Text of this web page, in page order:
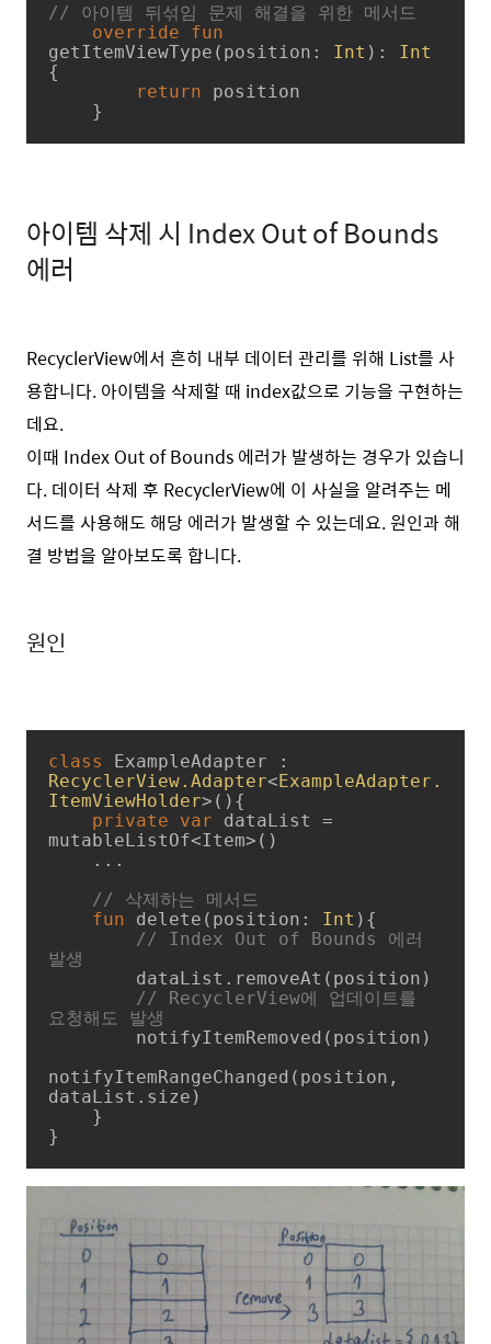
// 아이템 뒤섞임 문제 해결을 위한 메서드
override
fun
getItemViewType (position: Int ) : Int
{
return position
    }
아이템 삭제 시 Index Out of Bounds
에러
RecyclerView에서 흔히 내부 데이터 관리를 위해 List를 사
용합니다. 아이템을 삭제할 때 index값으로 기능을 구현하는
데요.
이때 Index Out of Bounds 에러가 발생하는 경우가 있습니
다. 데이터 삭제 후 RecyclerView에 이 사실을 알려주는 메
서드를 사용해도 해당 에러가 발생할 수 있는데요. 원인과 해
결 방법을 알아보도록 합니다.
원인
class ExampleAdapter
RecyclerView.Adapter< ExampleAdapter.
ItemViewHolder> (){
private
var dataList =
mutableListOf<Item>()
// 삭제하는 메서드
fun
delete (position: Int ) {
// Index Out of Bounds 에러
발생
// RecyclerView에 업데이트를
요청해도 발생
notifyItemRangeChanged(position,
dataList.size)
}